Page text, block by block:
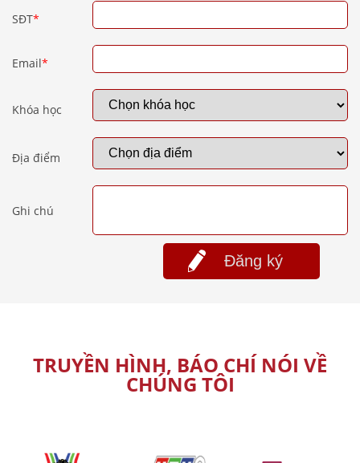
SĐT*
Email*
Khóa học
Địa điểm
Ghi chú
Đăng ký
TRUYỀN HÌNH, BÁO CHÍ NÓI VỀ
CHÚNG TÔI